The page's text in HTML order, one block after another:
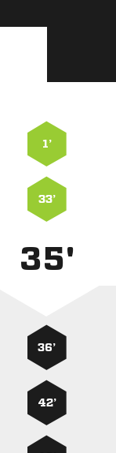
1’
33’
35'
36’
42’